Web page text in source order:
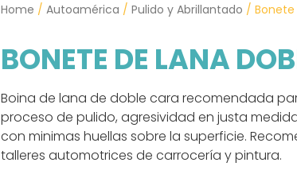
Home / Autoamérica / Pulido y Abrillantado / Bonete
BONETE DE LANA
Boina de lana de doble cara recomendada
proceso de pulido, agresividad en justa
con minimas huellas sobre la superficie.
talleres automotrices de carrocería y pintura.